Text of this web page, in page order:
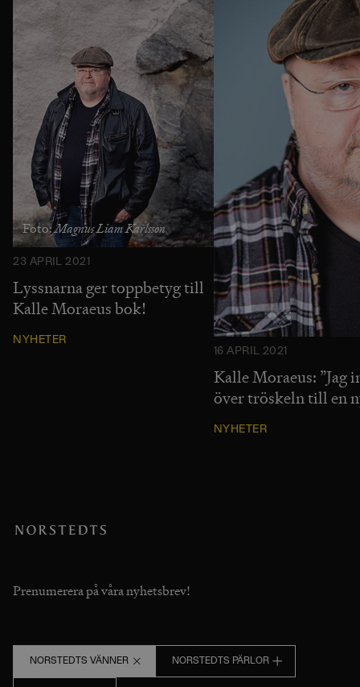
Foto:Magnus Liam Karlsson
23 APRIL 2021
Lyssnarna ger toppbetyg till
Kalle Moraeus bok!
NYHETER
16 APRIL 2021
Kalle Moraeus: ”Jag
över tröskeln till en
NYHETER
Prenumerera på våra nyhetsbrev!
NORSTEDTS VÄNNER NORSTEDTS PÄRLOR